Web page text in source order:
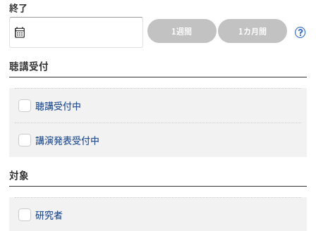
終了
1週間 1カ月間
聴講受付
聴講受付中
講演発表受付中
対象
研究者